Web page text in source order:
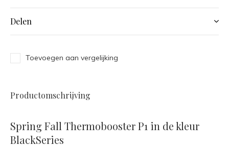
Delen
Toevoegen aan vergelijking
Productomschrijving
Spring Fall Thermobooster P1 in de kleur
BlackSeries